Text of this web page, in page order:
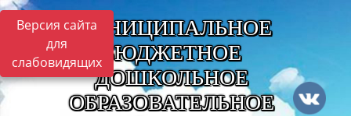
Версия сайта
для
слабовидящих
МУНИЦИПАЛЬНОЕ
БЮДЖЕТНОЕ
ДОШКОЛЬНОЕ
ОБРАЗОВАТЕЛЬНОЕ